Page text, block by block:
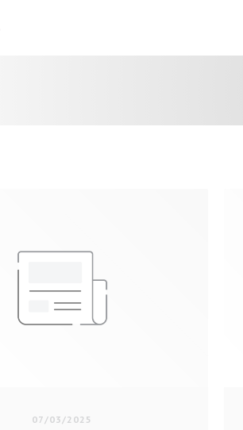
07/03/2025